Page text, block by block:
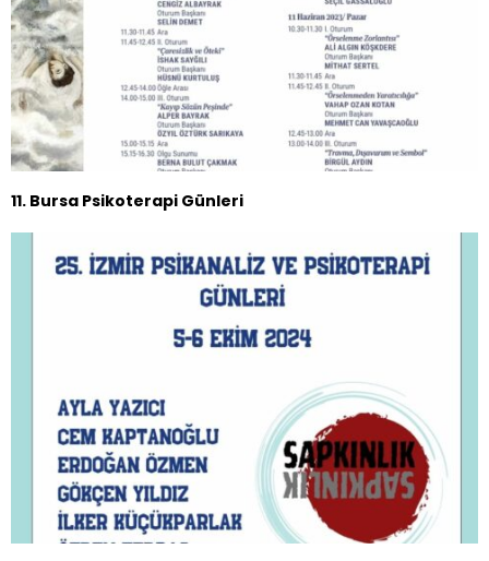
11. Bursa Psikoterapi Günleri